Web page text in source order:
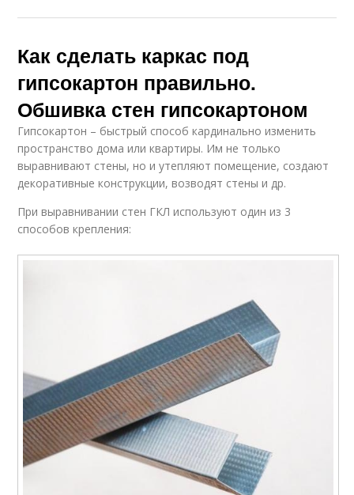
Как сделать каркас под
гипсокартон правильно.
Обшивка стен гипсокартоном
Гипсокартон – быстрый способ кардинально изменить
пространство дома или квартиры. Им не только
выравнивают стены, но и утепляют помещение, создают
декоративные конструкции, возводят стены и др.
При выравнивании стен ГКЛ используют один из 3
способов крепления: